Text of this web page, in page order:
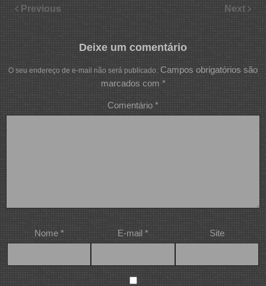
Previous Next
Deixe um comentário
O seu endereço de e-mail não será publicado. Campos obrigatórios são
marcados com *
Comentário *
Nome * E-mail * Site